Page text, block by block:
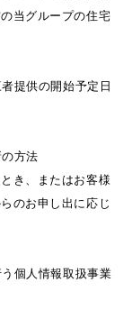
当グループの住宅
提供の開始予定日
方法
き、またはお客様
のお申し出に応じ
個人情報取扱事業